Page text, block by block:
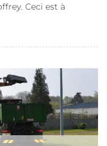
Ceci est à